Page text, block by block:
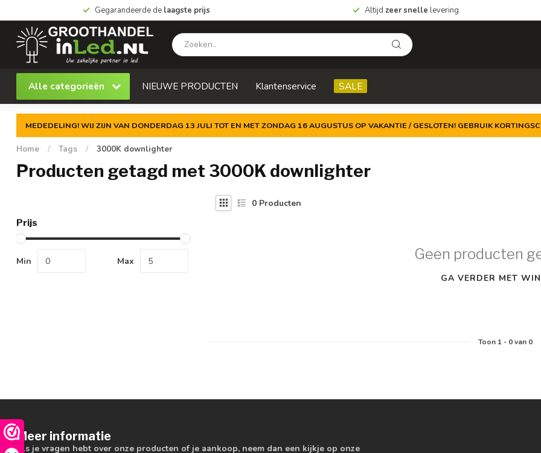
Gegarandeerde de laagste prijs Altijd zeer snelle levering
Alle categorieën NIEUWE PRODUCTEN Klantenservice SALE
MEDEDELING! WIJ ZIJN VAN DONDERDAG 13 JULI TOT EN MET ZONDAG 16 AUGUSTUS OP VAKANTIE / GESLOTEN! GEBRUIK
Home / Tags / 3000K downlighter
Producten getagd met 3000K downlighter
Prijs
Min Max
0 Producten
Geen producten
GA VERDER MET
Toon 1- 0van 0
Meer informatie
Als je vragen hebt over onze producten of je aankoop, neem dan een kijkje op onze